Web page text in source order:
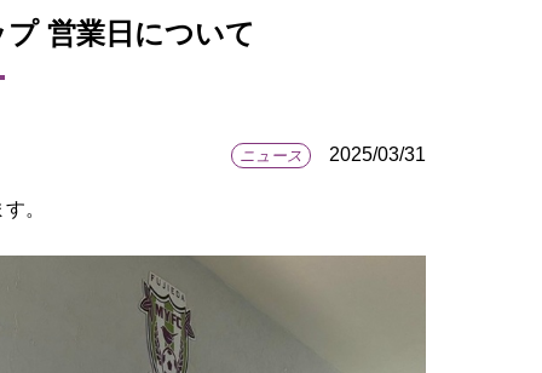
営業日について
ニュース 2025/03/31
。